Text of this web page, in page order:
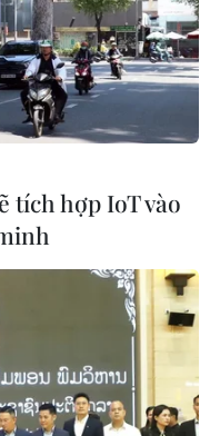
triển bất động sản
toán được cả tiền
đáo hạn ngày
tích hợp IoT vào